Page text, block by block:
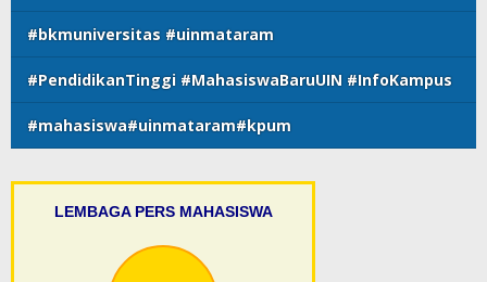
#bkmuniversitas #uinmataram
#PendidikanTinggi #MahasiswaBaruUIN #InfoKampus
#mahasiswa#uinmataram#kpum
LEMBAGA PERS MAHASISWA